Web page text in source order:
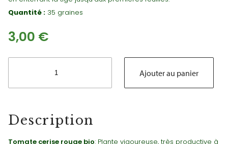
Quantité : 35 graines
3,00 €
quantité
cerise
(vigoureuse)
Ajouter au panier
Description
Tomate cerise rouge bio: Plante vigoureuse, très productive à